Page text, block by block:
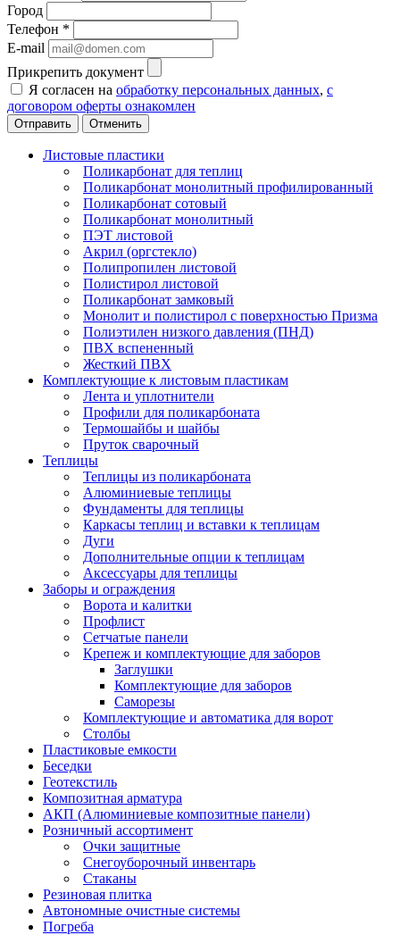
Город
Телефон *
E-mail
Прикрепить документ
Я согласен на обработку персональных данных, с
договором оферты ознакомлен
Отменить
Листовые пластики
Поликарбонат для теплиц
Поликарбонат монолитный профилированный
Поликарбонат сотовый
Поликарбонат монолитный
ПЭТ листовой
Акрил (оргстекло)
Полипропилен листовой
Полистирол листовой
Поликарбонат замковый
Монолит и полистирол с поверхностью Призма
Полиэтилен низкого давления (ПНД)
ПВХ вспененный
Жесткий ПВХ
Комплектующие к листовым пластикам
Лента и уплотнители
Профили для поликарбоната
Термошайбы и шайбы
Пруток сварочный
Теплицы
Теплицы из поликарбоната
Алюминиевые теплицы
Фундаменты для теплицы
Каркасы теплиц и вставки к теплицам
Дуги
Дополнительные опции к теплицам
Аксессуары для теплицы
Заборы и ограждения
Ворота и калитки
Профлист
Сетчатые панели
Крепеж и комплектующие для заборов
Заглушки
Комплектующие для заборов
Саморезы
Комплектующие и автоматика для ворот
Столбы
Пластиковые емкости
Беседки
Геотекстиль
Композитная арматура
АКП (Алюминиевые композитные панели)
Розничный ассортимент
Очки защитные
Снегоуборочный инвентарь
Стаканы
Резиновая плитка
Автономные очистные системы
Погреба